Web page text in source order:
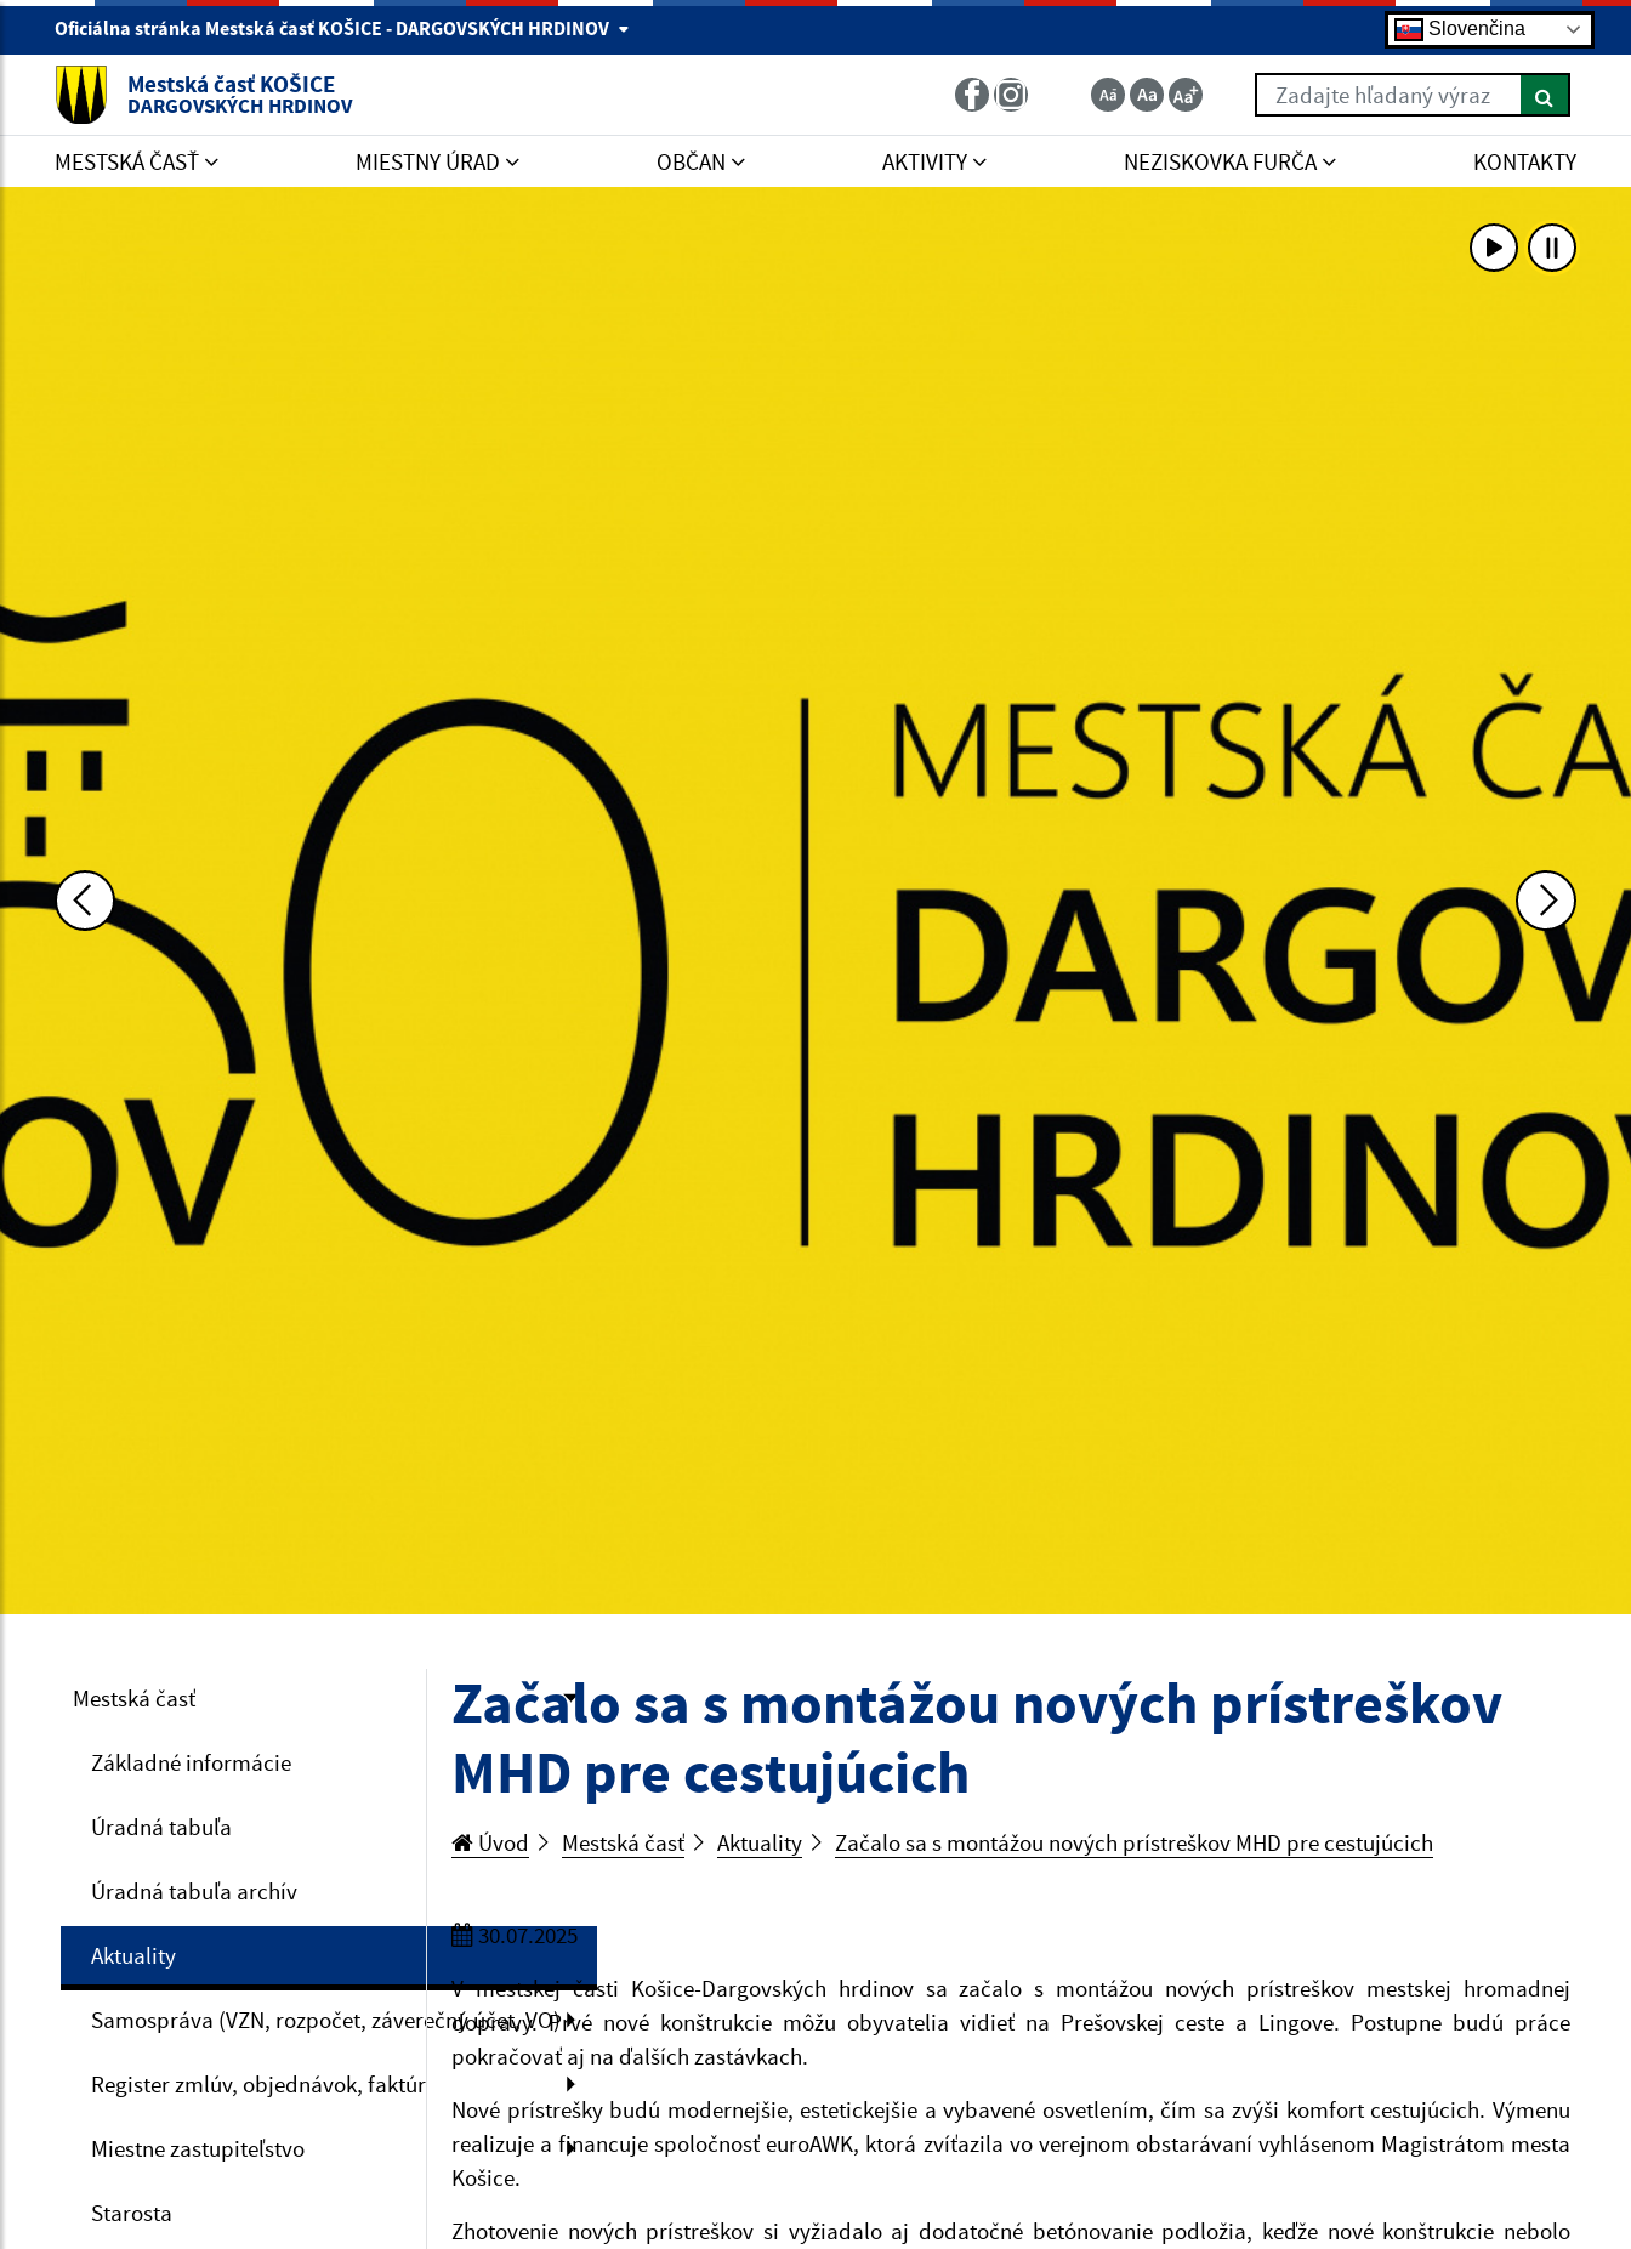
Oficiálna stránka Mestská časť KOŠICE - DARGOVSKÝCH HRDINOV Slovenčina
Mestská časť KOŠICE
DARGOVSKÝCH HRDINOV
Zadajte hľadaný výraz
MESTSKÁ ČASŤ MIESTNY ÚRAD OBČAN AKTIVITY NEZISKOVKA FURČA KONTAKTY
Mestská časť
Základné informácie
Úradná tabuľa
Úradná tabuľa archív
Aktuality
Samospráva (VZN, rozpočet, záverečný účet, VO)
Register zmlúv, objednávok, faktúr
Miestne zastupiteľstvo
Starosta
Začalo sa s montážou nových prístreškov
MHD pre cestujúcich
Úvod Mestská časť Aktuality Začalo sa s montážou nových prístreškov MHD pre cestujúcich
30.07.2025
V mestskej časti Košice-Dargovských hrdinov sa začalo s montážou nových prístreškov mestskej hromadnej
dopravy. Prvé nové konštrukcie môžu obyvatelia vidieť na Prešovskej ceste a Lingove. Postupne budú práce
pokračovať aj na ďalších zastávkach.
Nové prístrešky budú modernejšie, estetickejšie a vybavené osvetlením, čím sa zvýši komfort cestujúcich. Výmenu
realizuje a financuje spoločnosť euroAWK, ktorá zvíťazila vo verejnom obstarávaní vyhlásenom Magistrátom mesta
Košice.
Zhotovenie nových prístreškov si vyžiadalo aj dodatočné betónovanie podložia, keďže nové konštrukcie nebolo